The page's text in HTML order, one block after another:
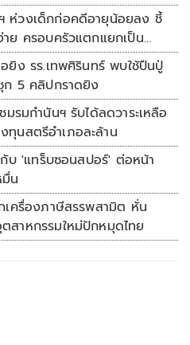
ห่วงเด็กก่อคดีอายุน้อยลง ชี้
าย ครอบครัวแตกแยกเป็น
ยิง รร.เทพศิรินทร์ พบใช้ปืนปู่
ก 5 คลิปกราดยิง
มรมกำนันฯ รับได้ลดวาระเหลือ
นสตรีอำเภอละล้าน
บ 'แทร็บซอนสปอร์' ต่อหน้า
น
เครื่องภาษีสรรพสามิต หั่น
สาหกรรมใหม่ปักหมุดไทย